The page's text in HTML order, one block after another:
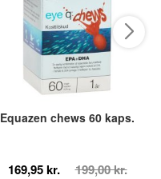
Equazen chews 60 kaps.
169,95 kr. 199,00 kr.